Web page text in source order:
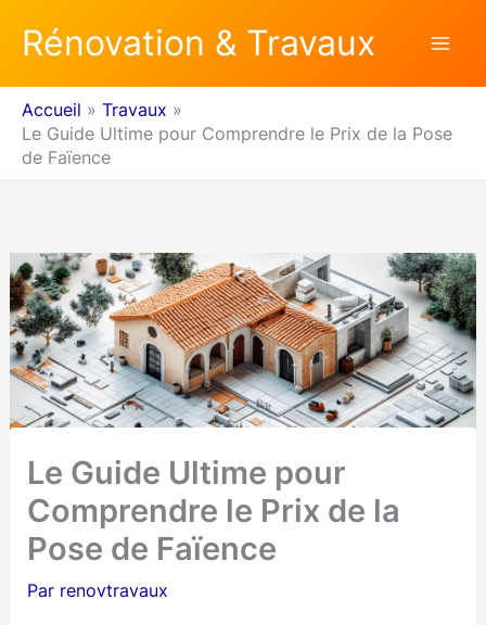
Rénovation & Travaux
Accueil
Travaux
Le Guide Ultime pour Comprendre le Prix de la Pose
de Faïence
Le Guide Ultime pour
Comprendre le Prix de la
Pose de Faïence
Par renovtravaux